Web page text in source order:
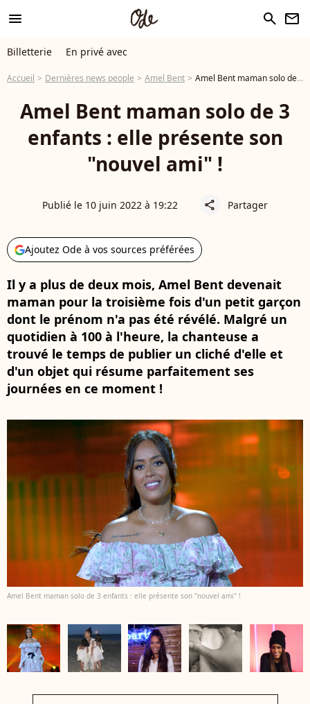
menu search newsletter
Billetterie En privé avec
Accueil Dernières news people Amel Bent Amel Bent maman solo de 3 enfants : elle présente son "nouvel ami" !
Amel Bent maman solo de 3
enfants : elle présente son
"nouvel ami" !
Publié le 10 juin 2022 à 19:22 share Partager
Ajoutez Ode à vos sources préférées
Il y a plus de deux mois, Amel Bent devenait
maman pour la troisième fois d'un petit garçon
dont le prénom n'a pas été révélé. Malgré un
quotidien à 100 à l'heure, la chanteuse a
trouvé le temps de publier un cliché d'elle et
d'un objet qui résume parfaitement ses
journées en ce moment !
Amel Bent maman solo de 3 enfants : elle présente son "nouvel ami" !